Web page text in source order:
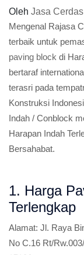
Oleh Jasa Cerdas
Mengenal Rajasa
terbaik untuk
paving block di
bertaraf
terasri pada
Konstruksi
Indah / Conblock
Harapan Indah
Bersahabat.
1. Harga
Terlengkap
Alamat: Jl. Raya
No C.16 Rt/